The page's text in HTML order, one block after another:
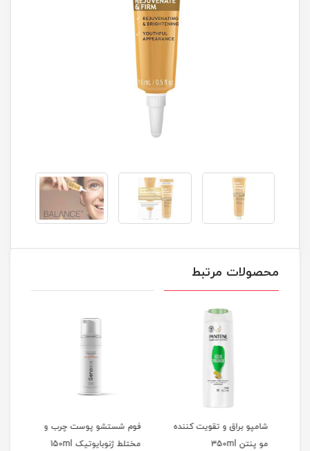
محصولات مرتبط
شامپو براق و تقویت کننده
مو پنتن 350ml
فوم شستشو پوست چرب و
مختلط ژنوبایوتیک 150ml